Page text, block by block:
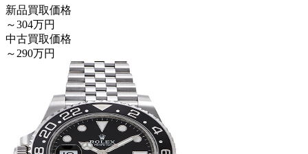
新品買取価格
～304万円
中古買取価格
～290万円